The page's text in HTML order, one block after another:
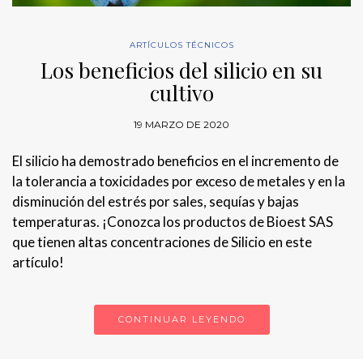
ARTÍCULOS TÉCNICOS
Los beneficios del silicio en su
cultivo
19 MARZO DE 2020
El silicio ha demostrado beneficios en el incremento de
la tolerancia a toxicidades por exceso de metales y en la
disminución del estrés por sales, sequías y bajas
temperaturas. ¡Conozca los productos de Bioest SAS
que tienen altas concentraciones de Silicio en este
artículo!
CONTINUAR LEYENDO